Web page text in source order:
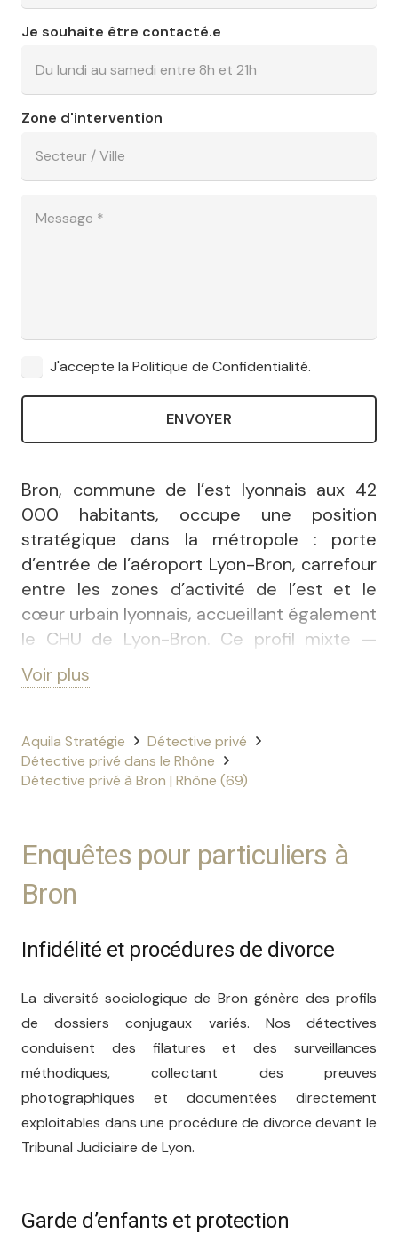
Je souhaite être contacté.e
Zone d'intervention
J'accepte la Politique de Confidentialité.
ENVOYER
Bron, commune de l’est lyonnais aux 42
000 habitants, occupe une position
stratégique dans la métropole : porte
d’entrée de l’aéroport Lyon-Bron, carrefour
entre les zones d’activité de l’est et le
cœur urbain lyonnais, accueillant également
le CHU de Lyon-Bron. Ce profil mixte —
résidentiel, médical, aéronautique,
commercial — génère des dossiers
Nos équipes interviennent à Bron avec la
même efficacité que depuis notre
centrale de Lyon, distante de quelques
Nos enquêteurs, agréés CNAPS, conduisent
leurs missions dans le strict respect du
cadre légal français. Chaque rapport est
Tribunal Judiciaire de Lyon, le Conseil de
compétente. Discrétion, rigueur et
réactivité sont les piliers de notre
intervention.
Pour en savoir plus sur notre équipe et nos
références, consultez notre page
Dirigeants.
Voir plus
Aquila Stratégie
Détective privé
Détective privé dans le Rhône
Détective privé à Bron | Rhône (69)
Enquêtes pour particuliers à
Bron
Infidélité et procédures de divorce
La diversité sociologique de Bron génère des profils
de dossiers conjugaux variés. Nos détectives
conduisent des filatures et des surveillances
méthodiques, collectant des preuves
photographiques et documentées directement
exploitables dans une procédure de divorce devant le
Tribunal Judiciaire de Lyon.
Garde d’enfants et protection